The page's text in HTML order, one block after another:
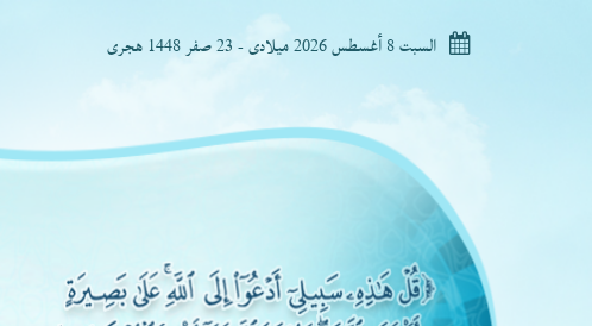
السبت 8 أغسطس 2026 ميلادى - 23 صفر 1448 هجرى